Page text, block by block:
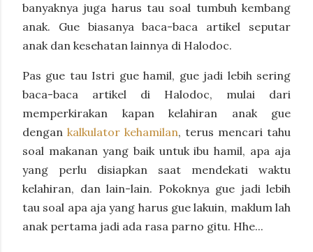
banyaknya juga harus tau soal tumbuh kembang
anak. Gue biasanya baca-baca artikel seputar
anak dan kesehatan lainnya di Halodoc.
Pas gue tau Istri gue hamil, gue jadi lebih sering
baca-baca artikel di Halodoc, mulai dari
memperkirakan kapan kelahiran anak gue
dengan kalkulator kehamilan, terus mencari tahu
soal makanan yang baik untuk ibu hamil, apa aja
yang perlu disiapkan saat mendekati waktu
kelahiran, dan lain-lain. Pokoknya gue jadi lebih
tau soal apa aja yang harus gue lakuin, maklum lah
anak pertama jadi ada rasa parno gitu. Hhe...